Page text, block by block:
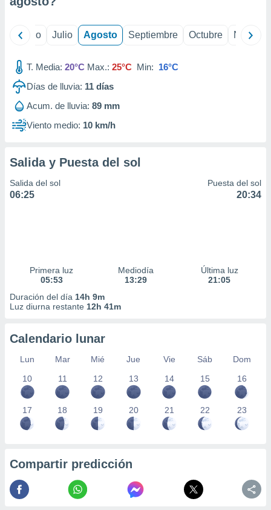
mediante
publicidad
publicidad
1199
Junio Julio Agosto Septiembre Octubre
T. Media: 20°C Max.: 25°C Min: 16°C
Días de lluvia: 11 días
Acum. de lluvia: 89 mm
Viento medio: 10 km/h
Salida y Puesta del sol
Salida del sol
06:25
Puesta del sol
20:34
Primera luz
05:53
Mediodía
13:29
Última luz
21:05
Duración del día 14h 9m
Luz diurna restante 12h 41m
Calendario lunar
Lun Mar Mié Jue Vie Sáb
Dom
10
11 12 13 14 15 16
17 18 19 20 21 22 23
Compartir predicción